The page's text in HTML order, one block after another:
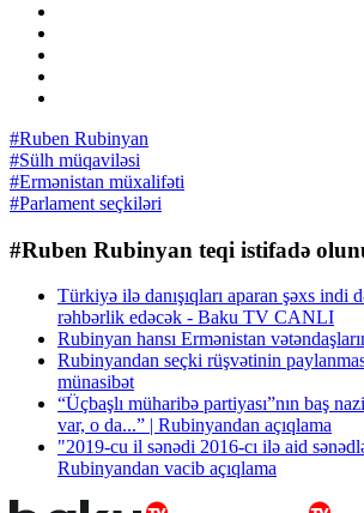
#Ruben Rubinyan
#Sülh müqaviləsi
#Ermənistan müxalifəti
#Parlament seçkiləri
#Ruben Rubinyan teqi istifadə
Türkiyə ilə danışıqları aparan şəxs indi
rəhbərlik edəcək - Baku TV CANLI
Rubinyan hansı Ermənistan
Rubinyandan seçki rüşvətinin
münasibət
“Üçbaşlı müharibə partiyası”nın baş
var, o da...” | Rubinyandan açıqlama
"2019-cu il sənədi 2016-cı ilə aid
Rubinyandan vacib açıqlama